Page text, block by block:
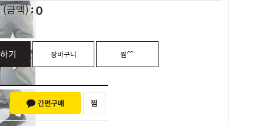
(금액) 0
기 장바구니 찜♡